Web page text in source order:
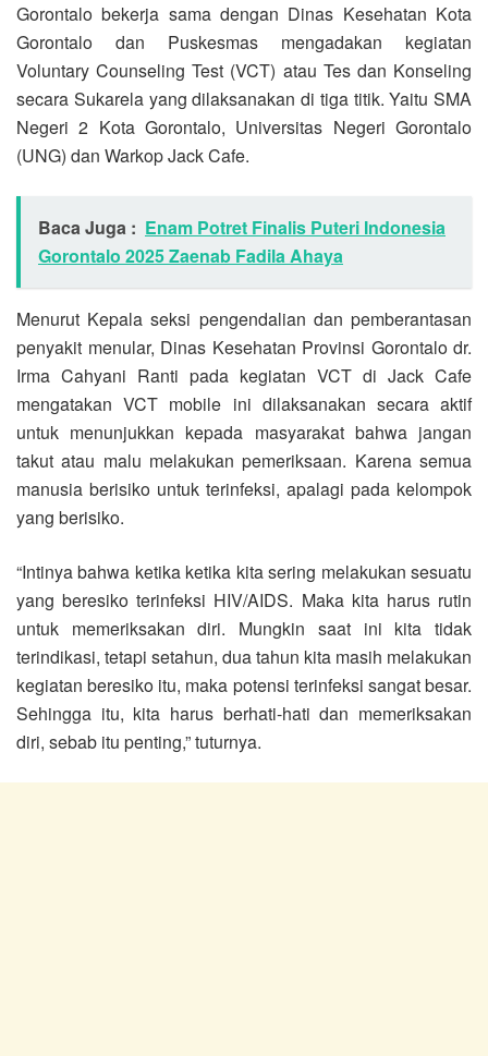
Gorontalo bekerja sama dengan Dinas Kesehatan Kota
Gorontalo dan Puskesmas mengadakan kegiatan
Voluntary Counseling Test (VCT) atau Tes dan Konseling
secara Sukarela yang dilaksanakan di tiga titik. Yaitu SMA
Negeri 2 Kota Gorontalo, Universitas Negeri Gorontalo
(UNG) dan Warkop Jack Cafe.
Baca Juga : Enam Potret Finalis Puteri Indonesia
Gorontalo 2025 Zaenab Fadila Ahaya
Menurut Kepala seksi pengendalian dan pemberantasan
penyakit menular, Dinas Kesehatan Provinsi Gorontalo dr.
Irma Cahyani Ranti pada kegiatan VCT di Jack Cafe
mengatakan VCT mobile ini dilaksanakan secara aktif
untuk menunjukkan kepada masyarakat bahwa jangan
takut atau malu melakukan pemeriksaan. Karena semua
manusia berisiko untuk terinfeksi, apalagi pada kelompok
yang berisiko.
“Intinya bahwa ketika ketika kita sering melakukan sesuatu
yang beresiko terinfeksi HIV/AIDS. Maka kita harus rutin
untuk memeriksakan diri. Mungkin saat ini kita tidak
terindikasi, tetapi setahun, dua tahun kita masih melakukan
kegiatan beresiko itu, maka potensi terinfeksi sangat besar.
Sehingga itu, kita harus berhati-hati dan memeriksakan
diri, sebab itu penting,” tuturnya.